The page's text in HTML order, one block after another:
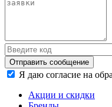
Отправить сообщение
Я даю согласие на
Акции и скидки